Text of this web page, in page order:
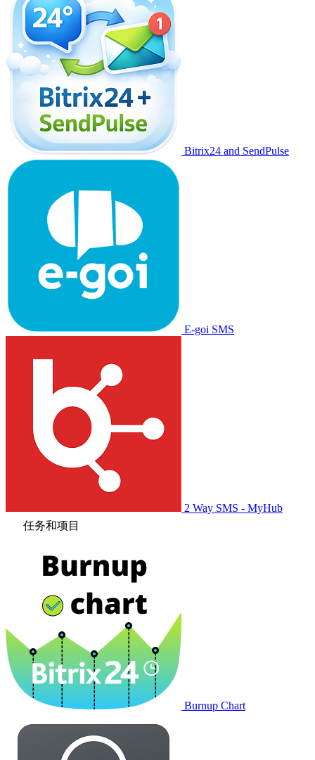
Bitrix24 and SendPulse
E-goi SMS
2 Way SMS - MyHub
任务和项目
Burnup Chart